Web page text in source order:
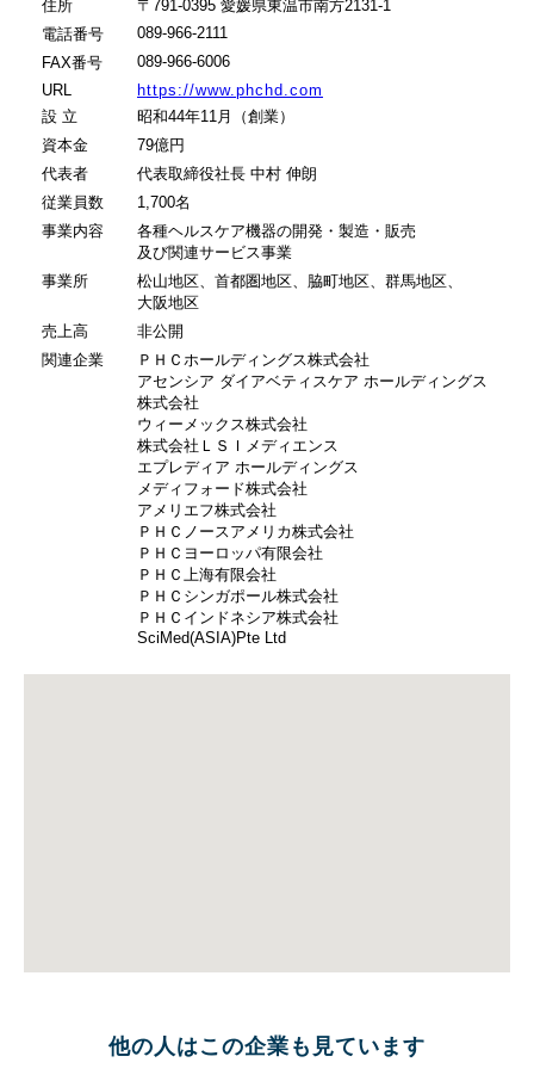
住所
〒791-0395 愛媛県東温市南方2131-1
電話番号
089-966-2111
FAX番号
089-966-6006
URL
https://www.phchd.com
設 立
昭和44年11月（創業）
資本金
79億円
代表者
代表取締役社長 中村 伸朗
従業員数
1,700名
事業内容
各種ヘルスケア機器の開発・製造・販売
及び関連サービス事業
事業所
松山地区、首都圏地区、脇町地区、群馬地区、
大阪地区
売上高
非公開
関連企業
ＰＨＣホールディングス株式会社
アセンシア ダイアベティスケア ホールディングス
株式会社
ウィーメックス株式会社
株式会社ＬＳＩメディエンス
エプレディア ホールディングス
メディフォード株式会社
アメリエフ株式会社
ＰＨＣノースアメリカ株式会社
ＰＨＣヨーロッパ有限会社
ＰＨＣ上海有限会社
ＰＨＣシンガポール株式会社
ＰＨＣインドネシア株式会社
SciMed(ASIA)Pte Ltd
他の人はこの企業も見ています